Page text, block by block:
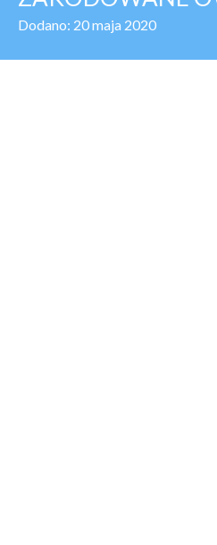
Dodano: 20 maja 2020